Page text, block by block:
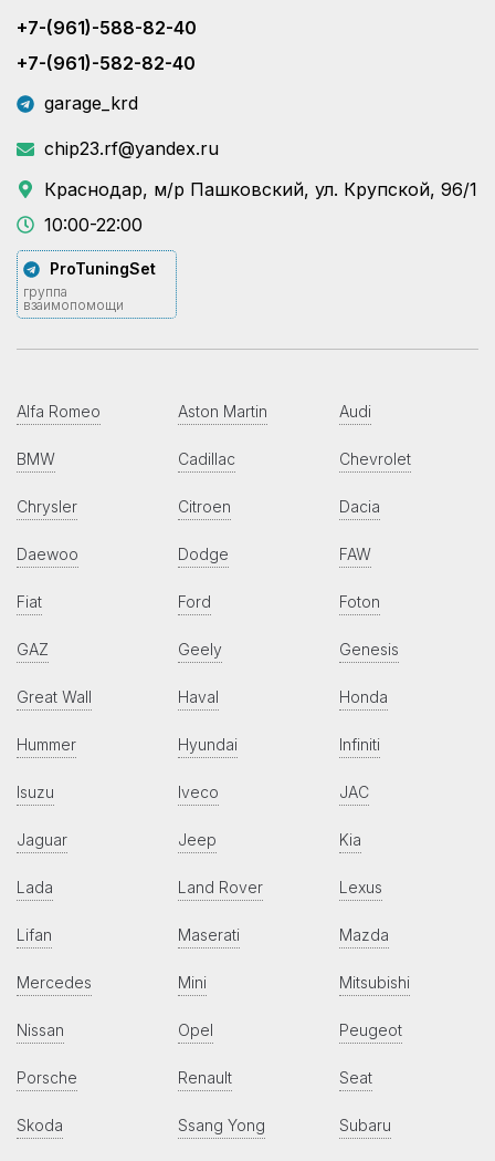
+7-(961)-588-82-40
+7-(961)-582-82-40
garage_krd
chip23.rf@yandex.ru
Краснодар, м/р Пашковский, ул. Крупской, 96/1
10:00-22:00
ProTuningSet
группа
взаимопомощи
Alfa Romeo Aston Martin Audi
BMW Cadillac Chevrolet
Chrysler Citroen Dacia
Daewoo Dodge FAW
Fiat Ford Foton
GAZ Geely Genesis
Great Wall Haval Honda
Hummer Hyundai Infiniti
Isuzu Iveco JAC
Jaguar Jeep Kia
Lada Land Rover Lexus
Lifan Maserati Mazda
Mercedes Mini Mitsubishi
Nissan Opel Peugeot
Porsche Renault Seat
Skoda Ssang Yong Subaru